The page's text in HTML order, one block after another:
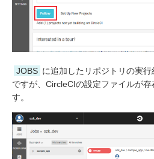
JOBS に追加したリポジトリの実行
ですが、CircleCIの設定ファイルが
す。